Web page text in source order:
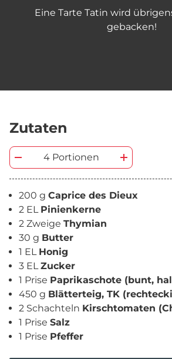
Eine Tarte Tatin wird
gebacken!
Zutaten
4 Portionen
200 g Caprice des Dieux
2 EL Pinienkerne
2 Zweige Thymian
30 g Butter
1 EL Honig
3 ELZucker
1 Prise Paprikaschote (bunt,
450 g Blätterteig, TK
2 Schachteln Kirschtomaten
1 Prise Salz
1 Prise Pfeffer